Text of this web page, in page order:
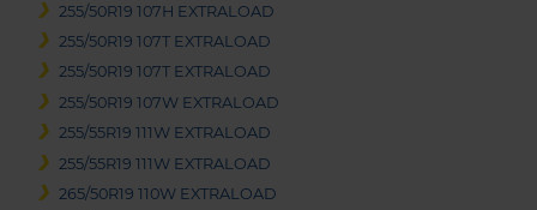
255/50R19 107H EXTRALOAD
255/50R19 107T EXTRALOAD
255/50R19 107T EXTRALOAD
255/50R19 107W EXTRALOAD
255/55R19 111W EXTRALOAD
255/55R19 111W EXTRALOAD
265/50R19 110W EXTRALOAD